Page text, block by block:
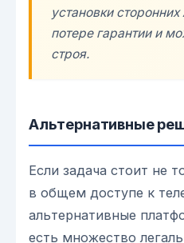
установки
потере гарантии и
строя.
Альтернативные
Если задача стоит не
в общем доступе к
альтернативные
есть множество